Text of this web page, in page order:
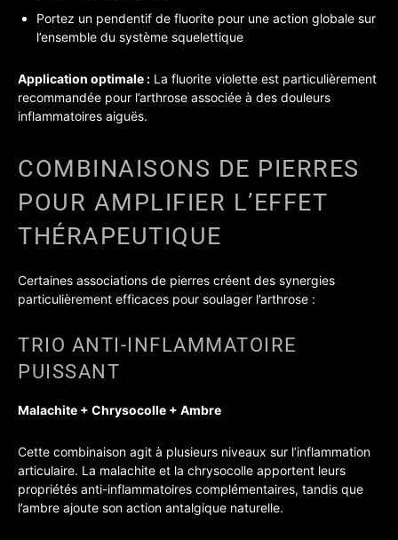
Portez un pendentif de fluorite pour une action globale sur
l’ensemble du système squelettique
Application optimale : La fluorite violette est particulièrement
recommandée pour l’arthrose associée à des douleurs
inflammatoires aiguës.
COMBINAISONS DE PIERRES
POUR AMPLIFIER L’EFFET
THÉRAPEUTIQUE
Certaines associations de pierres créent des synergies
particulièrement efficaces pour soulager l’arthrose :
TRIO ANTI-INFLAMMATOIRE
PUISSANT
Malachite + Chrysocolle + Ambre
Cette combinaison agit à plusieurs niveaux sur l’inflammation
articulaire. La malachite et la chrysocolle apportent leurs
propriétés anti-inflammatoires complémentaires, tandis que
l’ambre ajoute son action antalgique naturelle.